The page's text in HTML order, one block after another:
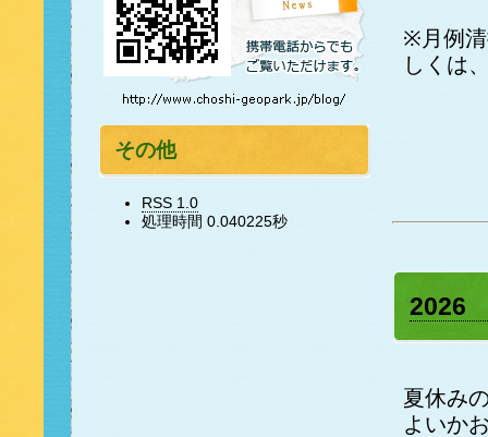
※月例清
しくは
2026
夏休み
よいか
その他
RSS 1.0
処理時間 0.040225秒